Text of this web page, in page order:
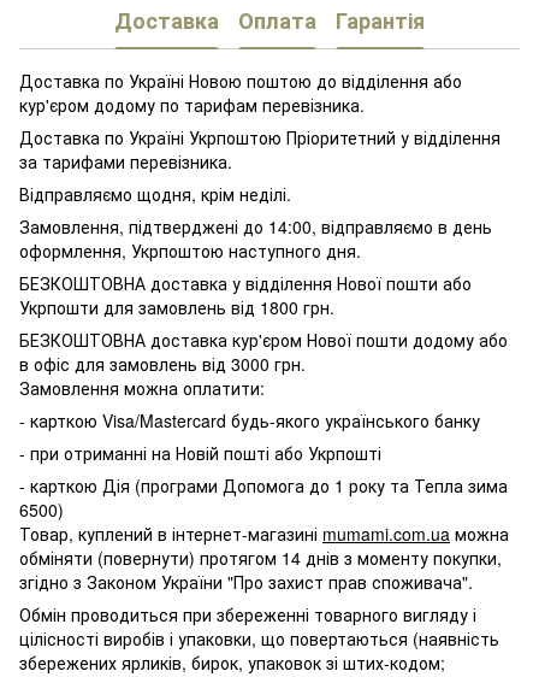
Доставка Оплата Гарантія
Доставка по Україні Новою поштою до відділення або
кур'єром додому по тарифам перевізника.
Доставка по Україні Укрпоштою Пріоритетний у відділення
за тарифами перевізника.
Відправляємо щодня, крім неділі.
Замовлення, підтверджені до 14:00, відправляємо в день
оформлення, Укрпоштою наступного дня.
БЕЗКОШТОВНА доставка у відділення Нової пошти або
Укрпошти для замовлень від 1800 грн.
БЕЗКОШТОВНА доставка кур'єром Нової пошти додому або
в офіс для замовлень від 3000 грн.
Замовлення можна оплатити:
- карткою Visa/Mastercard будь-якого українського банку
- при отриманні на Новій пошті або Укрпошті
- карткою Дія (програми Допомога до 1 року та Тепла зима
6500)
Товар, куплений в інтернет-магазині mumami.com.ua можна
обміняти (повернути) протягом 14 днів з моменту покупки,
згідно з Законом України "Про захист прав споживача".
Обмін проводиться при збереженні товарного вигляду і
цілісності виробів і упаковки, що повертаються (наявність
збережених ярликів, бирок, упаковок зі штих-кодом;